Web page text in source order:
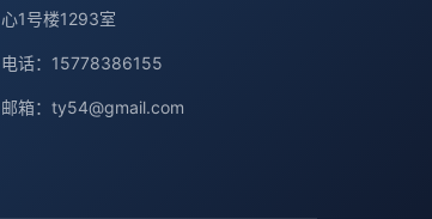
心1号楼1293室
电话：15778386155
邮箱：ty54@gmail.com